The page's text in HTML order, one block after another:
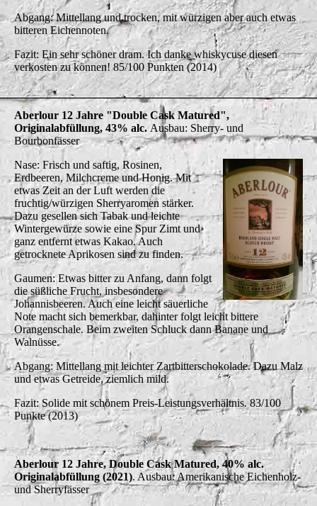
Abgang: Mittellang und trocken, mit würzigen aber auch etwas
bitteren Eichennoten.
Fazit: Ein sehr schöner dram. Ich danke whiskycuse diesen
verkosten zu können! 85/100 Punkten (2014)
Aberlour 12 Jahre "Double Cask Matured",
Originalabfüllung, 43% alc.Ausbau: Sherry- und
Bourbonfässer
Nase: Frisch und saftig, Rosinen,
Erdbeeren, Milchcreme und Honig. Mit
etwas Zeit an der Luft werden die
fruchtig/würzigen Sherryaromen stärker.
Dazu gesellen sich Tabak und leichte
Wintergewürze sowie eine Spur Zimt und
ganz entfernt etwas Kakao. Auch
getrocknete Aprikosen sind zu finden.
Gaumen: Etwas bitter zu Anfang, dann folgt
die süßliche Frucht, insbesondere
Johannisbeeren. Auch eine leicht säuerliche
Note macht sich bemerkbar, dahinter folgt leicht bittere
Orangenschale. Beim zweiten Schluck dann Banane und
Walnüsse.
Abgang: Mittellang mit leichter Zartbitterschokolade. Dazu Malz
und etwas Getreide, ziemlich mild.
Fazit: Solide mit schönem Preis-Leistungsverhältnis. 83/100
Punkte (2013)
Aberlour 12 Jahre, Double Cask Matured, 40% alc.
Originalabfüllung (2021). Ausbau: Amerikanische Eichenholz-
und Sherryfässer